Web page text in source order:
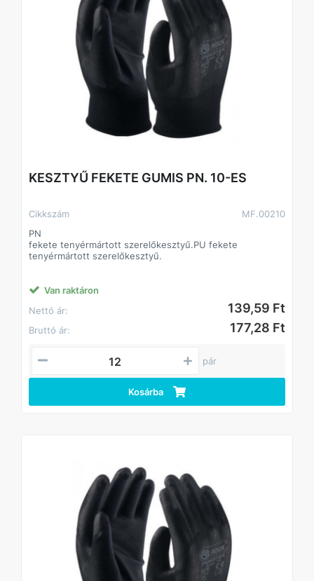
KESZTYŰ FEKETE GUMIS PN. 10-ES
Cikkszám
MF.00210
PN
fekete tenyérmártott szerelőkesztyű.PU fekete
tenyérmártott szerelőkesztyű.
Van raktáron
Nettó ár:
139,59 Ft
Bruttó ár: 177,28 Ft
pár
Kosárba